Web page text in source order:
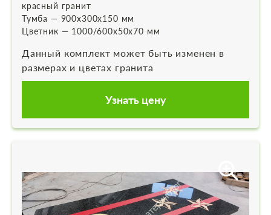
красный гранит
Тумба — 900х300х150 мм
Цветник — 1000/600х50х70 мм
Данный комплект может быть изменен в
размерах и цветах гранита
Узнать цену